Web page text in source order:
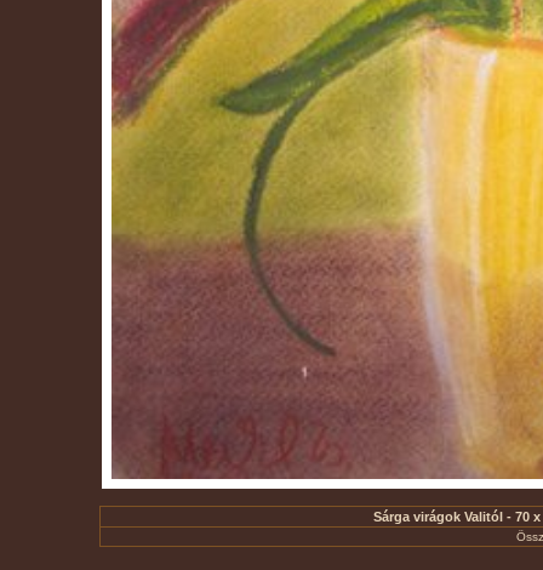
Sárga virágok Valitól - 70